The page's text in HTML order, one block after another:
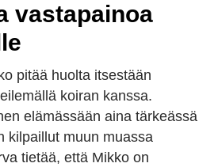
vastapainoa
pitää huolta itsestään
koiran kanssa.
elämässään aina tärkeässä
kilpaillut muun muassa
tietää, että Mikko on